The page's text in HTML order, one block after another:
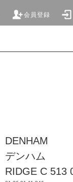
会員登録
DENHAM
デンハム
RIDGE C 513